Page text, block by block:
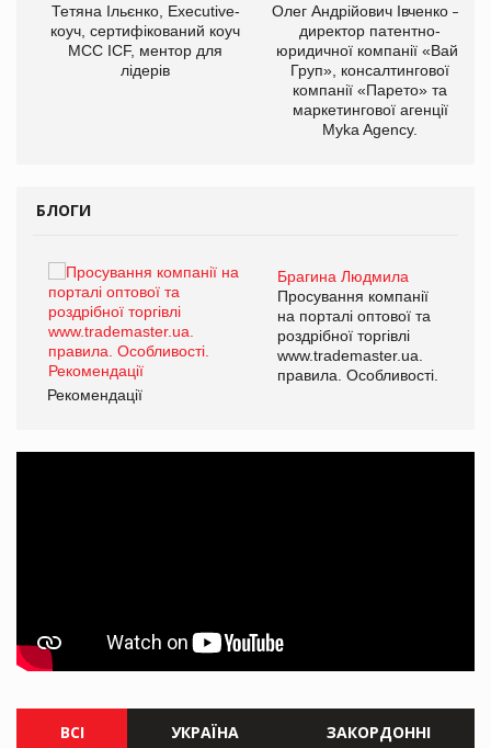
Тетяна Ільєнко, Executive-
коуч, сертифікований коуч
МСС ICF, ментор для
лідерів
Олег Андрійович Івченко —
директор патентно-
юридичної компанії «Вайз
Груп», консалтингової
компанії «Парето» та
маркетингової агенції
Myka Agency.
БЛОГИ
Брагина Людмила
Просування компанії
на порталі оптової та
роздрібної торгівлі
www.trademaster.ua.
правила. Особливості.
Рекомендації
ВСІ УКРАЇНА ЗАКОРДОННІ